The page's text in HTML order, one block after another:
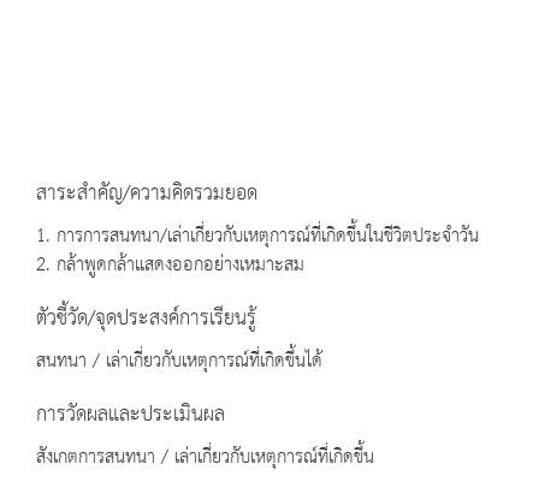
สาระสำคัญ/ความคิดรวมยอด
1. การการสนทนา/เล่าเกี่ยวกับเหตุการณ์ที่เกิดขึ้นในชีวิตประจำวัน
2. กล้าพูดกล้าแสดงออกอย่างเหมาะสม
ตัวชี้วัด/จุดประสงค์การเรียนรู้
สนทนา / เล่าเกี่ยวกับเหตุการณ์ที่เกิดขึ้นได้
การวัดผลและประเมินผล
สังเกตการสนทนา / เล่าเกี่ยวกับเหตุการณ์ที่เกิดขึ้น